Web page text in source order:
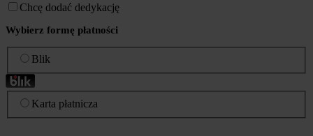
Chcę dodać dedykację
Wybierz formę płatności
Blik
Karta płatnicza